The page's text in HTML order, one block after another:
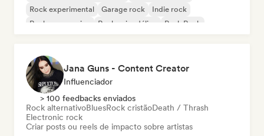
Rock experimental
Garage rock
Indie rock
Rock progressivo
Rock psicodélico Punk Rock
Jana Guns - Content Creator
Influenciador
> 100 feedbacks enviados
Rock alternativoBluesRock cristãoDeath / Thrash
Electronic rock
Criar posts ou reels de impacto sobre artistas